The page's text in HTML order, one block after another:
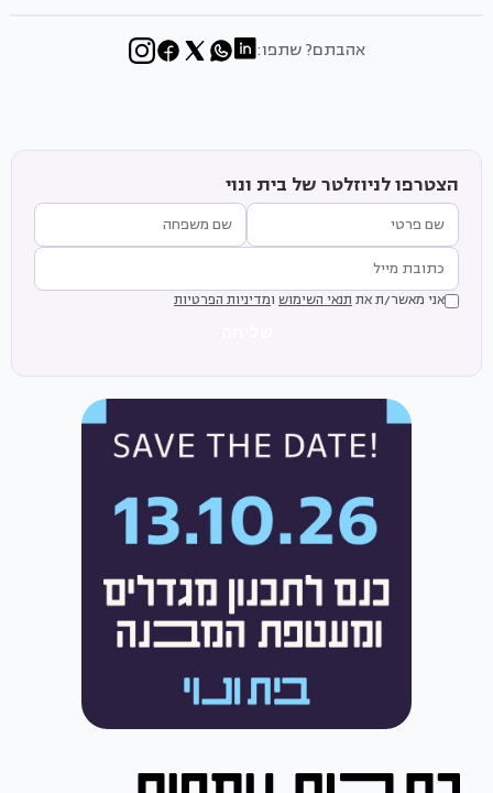
אהבתם? שתפו:
הצטרפו לניוזלטר של בית ונוי
אני מאשר/ת את תנאי השימוש ומדיניות הפרטיות